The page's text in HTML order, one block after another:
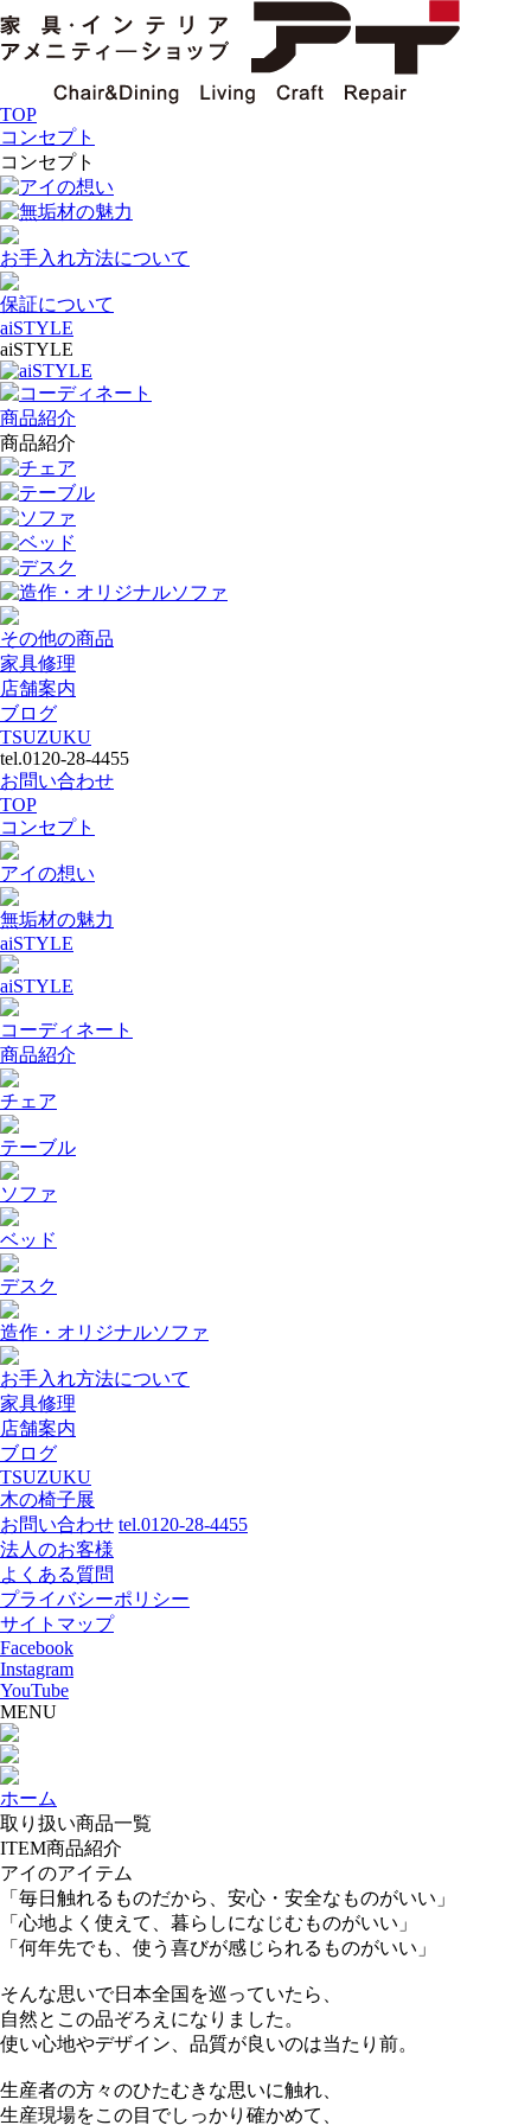
TOP
コンセプト
コンセプト
アイの想い
無垢材の魅力
お手入れ方法について
保証について
aiSTYLE
aiSTYLE
aiSTYLE
コーディネート
商品紹介
商品紹介
チェア
テーブル
ソファ
ベッド
デスク
造作・オリジナルソファ
その他の商品
家具修理
店舗案内
ブログ
TSUZUKU
tel.0120-28-4455
お問い合わせ
TOP
コンセプト
アイの想い
無垢材の魅力
aiSTYLE
aiSTYLE
コーディネート
商品紹介
チェア
テーブル
ソファ
ベッド
デスク
造作・オリジナルソファ
お手入れ方法について
家具修理
店舗案内
ブログ
TSUZUKU
木の椅子展
お問い合わせ tel.0120-28-4455
法人のお客様
よくある質問
プライバシーポリシー
サイトマップ
Facebook
Instagram
YouTube
MENU
ホーム
取り扱い商品一覧
ITEM商品紹介
アイのアイテム
「毎日触れるものだから、安心・安全なものがいい」
「心地よく使えて、暮らしになじむものがいい」
「何年先でも、使う喜びが感じられるものがいい」
そんな思いで日本全国を巡っていたら、
自然とこの品ぞろえになりました。
使い心地やデザイン、品質が良いのは当たり前。
生産者の方々のひたむきな思いに触れ、
生産現場をこの目でしっかり確かめて、